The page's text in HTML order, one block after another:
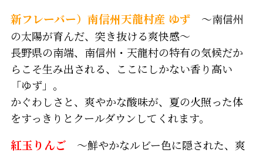
新フレーバー）南信州天龍村産 ゆず ～南信州
の太陽が育んだ、突き抜ける爽快感～
長野県の南端、南信州・天龍村の特有の気候だか
らこそ生み出される、ここにしかない香り高い
「ゆず」。
かぐわしさと、爽やかな酸味が、夏の火照った体
をすっきりとクールダウンしてくれます。
紅玉りんご ～鮮やかなルビー色に隠された、爽